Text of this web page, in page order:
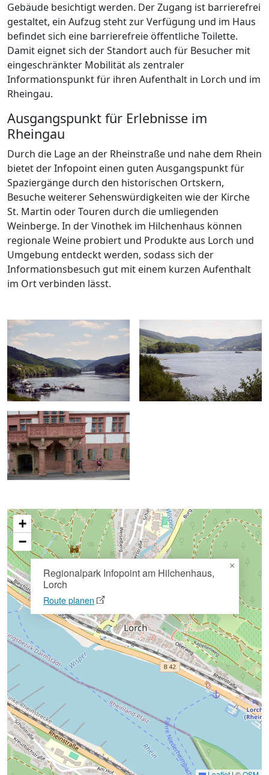
Gebäude besichtigt werden. Der Zugang ist barrierefrei
gestaltet, ein Aufzug steht zur Verfügung und im Haus
befindet sich eine barrierefreie öffentliche Toilette.
Damit eignet sich der Standort auch für Besucher mit
eingeschränkter Mobilität als zentraler
Informationspunkt für ihren Aufenthalt in Lorch und im
Rheingau.
Ausgangspunkt für Erlebnisse im
Rheingau
Durch die Lage an der Rheinstraße und nahe dem Rhein
bietet der Infopoint einen guten Ausgangspunkt für
Spaziergänge durch den historischen Ortskern,
Besuche weiterer Sehenswürdigkeiten wie der Kirche
St. Martin oder Touren durch die umliegenden
Weinberge. In der Vinothek im Hilchenhaus können
regionale Weine probiert und Produkte aus Lorch und
Umgebung entdeckt werden, sodass sich der
Informationsbesuch gut mit einem kurzen Aufenthalt
im Ort verbinden lässt.
Regionalpark Infopoint am Hilchenhaus,
Lorch
Route planen
×
+
−